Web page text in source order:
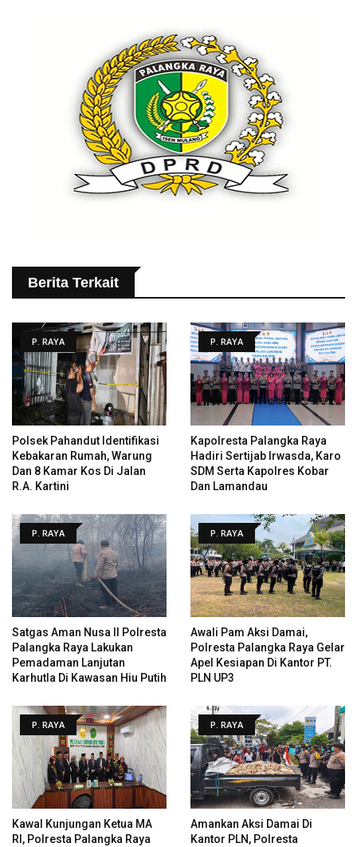
Berita Terkait
P. RAYA
Polsek Pahandut Identifikasi
Kebakaran Rumah, Warung
Dan 8 Kamar Kos Di Jalan
R.A. Kartini
P. RAYA
Kapolresta Palangka Raya
Hadiri Sertijab Irwasda, Karo
SDM Serta Kapolres Kobar
Dan Lamandau
P. RAYA
Satgas Aman Nusa II Polresta
Palangka Raya Lakukan
Pemadaman Lanjutan
Karhutla Di Kawasan Hiu Putih
P. RAYA
Awali Pam Aksi Damai,
Polresta Palangka Raya Gelar
Apel Kesiapan Di Kantor PT.
PLN UP3
P. RAYA
Kawal Kunjungan Ketua MA
RI, Polresta Palangka Raya
P. RAYA
Amankan Aksi Damai Di
Kantor PLN, Polresta